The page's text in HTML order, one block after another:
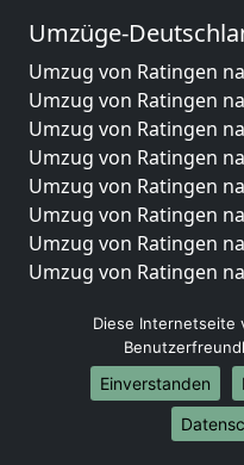
Umzüge-
Umzug von Ratingen
Umzug von Ratingen
Umzug von Ratingen
Umzug von Ratingen
Umzug von Ratingen
Umzug von Ratingen
Umzug von Ratingen
Umzug von Ratingen
Umzug von Ratingen
Umzug von Ratingen
Umzug von Ratingen
Umzug von Ratingen
Umzug von Ratingen
Diese Internetseite
Einverstanden